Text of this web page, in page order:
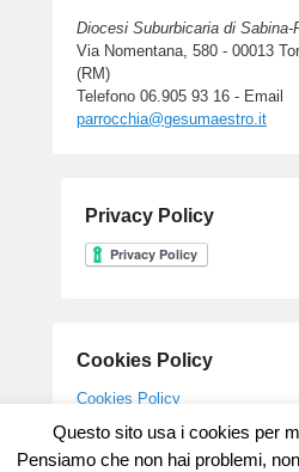
Diocesi Suburbicaria di Sabina-
Via Nomentana, 580 - 00013
(RM)
Telefono 06.905 93 16 - Email
parrocchia@gesumaestro.it
Privacy Policy
Cookies Policy
Cookies Policy
Questo sito usa i cookies per
Pensiamo che non hai problemi,